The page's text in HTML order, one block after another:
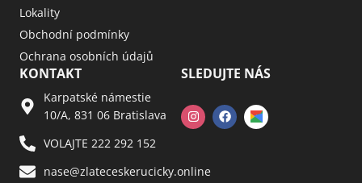
Lokality
Obchodní podmínky
Ochrana osobních údajů
KONTAKT
Karpatské námestie
10/A, 831 06 Bratislava
VOLAJTE 222 292 152
nase@zlateceskerucicky.online
SLEDUJTE NÁS